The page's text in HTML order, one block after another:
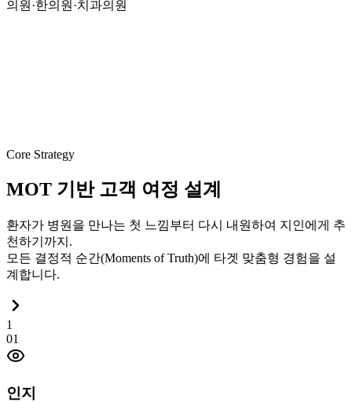
의원·한의원·치과의원
Core Strategy
MOT 기반 고객 여정 설계
환자가 병원을 만나는 첫 느낌부터 다시 내원하여 지인에게 추
천하기까지.
모든 결정적 순간(Moments of Truth)에 타겟 맞춤형 경험을 설
계합니다.
1
01
인지